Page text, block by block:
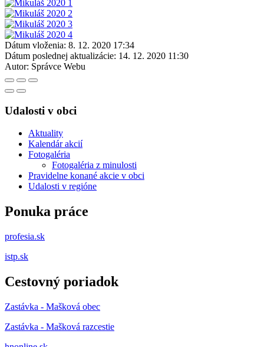
Dátum vloženia: 8. 12. 2020 17:34
Dátum poslednej aktualizácie: 14. 12. 2020 11:30
Autor: Správce Webu
Udalosti v obci
Aktuality
Kalendár akcií
Fotogaléria
Fotogaléria z minulosti
Pravidelne konané akcie v obci
Udalosti v regióne
Ponuka práce
profesia.sk
istp.sk
Cestovný poriadok
Zastávka - Mašková obec
Zastávka - Mašková razcestie